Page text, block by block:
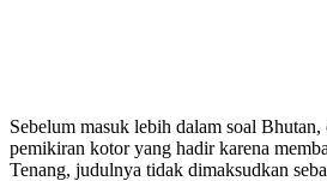
Sebelum masuk lebih dalam soal
pemikiran kotor yang hadir karena
Tenang, judulnya tidak dimaksudkan